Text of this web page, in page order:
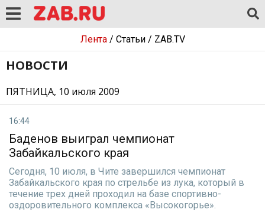
Лента/ Статьи/ ZAB.TV
НОВОСТИ
ПЯТНИЦА, 10 июля 2009
16:44
Баденов выиграл чемпионат
Забайкальского края
Сегодня, 10 июля, в Чите завершился чемпионат
Забайкальского края по стрельбе из лука, который в
течение трех дней проходил на базе спортивно-
оздоровительного комплекса «Высокогорье».